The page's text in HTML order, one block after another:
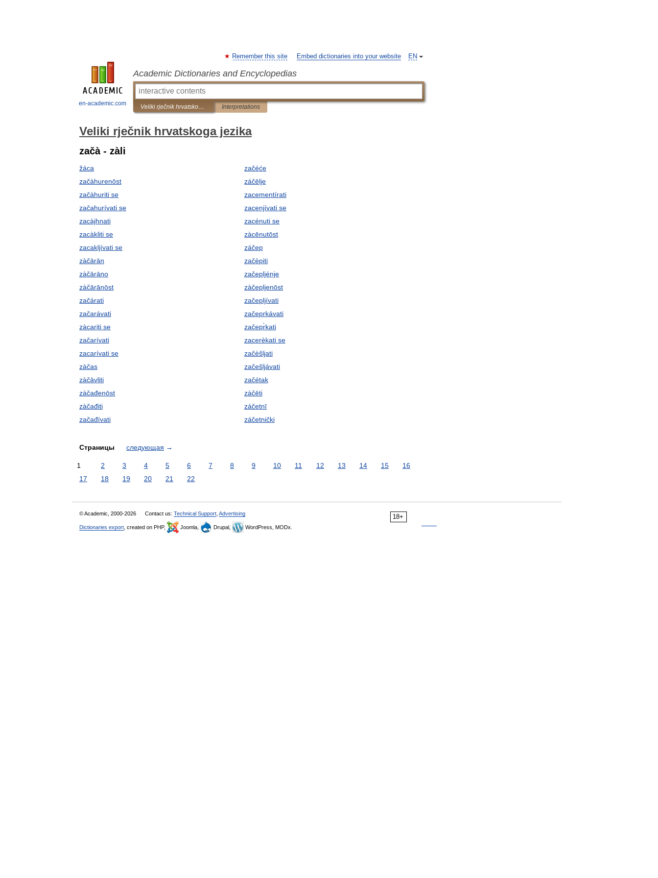
en-academic.com
EN
Remember this site Embed dictionaries into your website
Academic Dictionaries and Encyclopedias
Veliki rječnik hrvatskoga jezika Interpretations
Veliki rječnik hrvatskoga jezika
začà - zàli
žáca
začàhurenōst
začàhuriti se
začahurívati se
zacàjhnati
zacàkliti se
zacakljívati se
zàčārān
zàčārāno
zàčārānōst
začárati
začarávati
zàcariti se
začarívati
zacarívati se
zàčas
zàčāvliti
zàčađenōst
zàčađiti
začađívati
začéće
záčēlje
zacementírati
zacenjívati se
zacénuti se
zàcēnutōst
záčep
začèpiti
začepljénje
zàčepljenōst
začepljívati
začeprkávati
začepr̀kati
zacerèkati se
začèšljati
začešljávati
začétak
zàčēti
záčetnī
záčetnički
Страницы следующая →
1 2 3 4 5 6 7 8 9 10 11 12 13 14 15
16
17
18 19 20 21 22
18+
© Academic, 2000-2026 Contact us: Technical Support Advertising
Dictionaries export , created on PHP, Joomla, Drupal, WordPress, MODx.